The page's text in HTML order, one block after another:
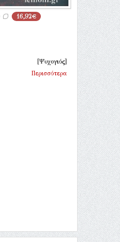
16,92€
[Ψυχογιός]
Περισσότερα